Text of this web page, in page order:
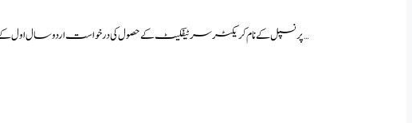
پرنسپل کے نام کریکٹر سرٹیفکیٹ کے حصول کی درخواست اردو سال اول کے سمارٹ سلیبس کی پہلی درخواست ہے۔ بخدمت …